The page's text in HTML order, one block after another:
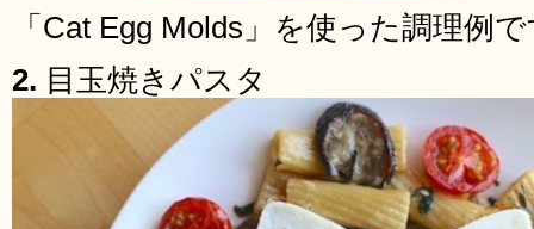
「Cat Egg Molds」を使った調理例
2. 目玉焼きパスタ